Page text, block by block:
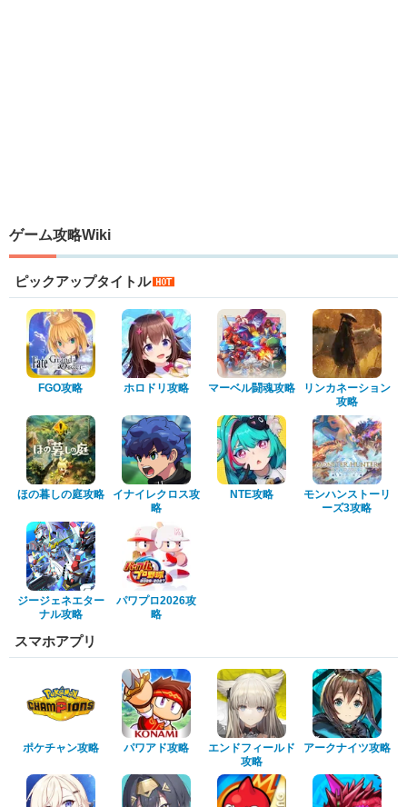
ゲーム攻略Wiki
ピックアップタイトル
FGO攻略 ホロドリ攻略 マーベル闘魂攻略
リンカネーション
攻略
ほの暮しの庭攻略
イナイレクロス攻
略
NTE攻略
モンハンストーリ
ーズ3攻略
ジージェネエター
ナル攻略
パワプロ2026攻
略
スマホアプリ
ポケチャン攻略 パワアド攻略
エンドフィールド
攻略
アークナイツ攻略